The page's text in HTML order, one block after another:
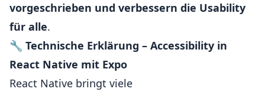
vorgeschrieben und verbessern die Usability
für alle.
🔧 Technische Erklärung – Accessibility in
React Native mit Expo
React Native bringt viele